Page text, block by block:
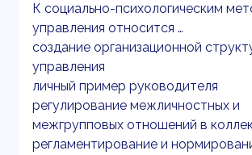
К социально-психологическим
управления относится …
создание организационной
управления
личный пример руководителя
регулирование межличностных и
межгрупповых отношений в
регламентирование и